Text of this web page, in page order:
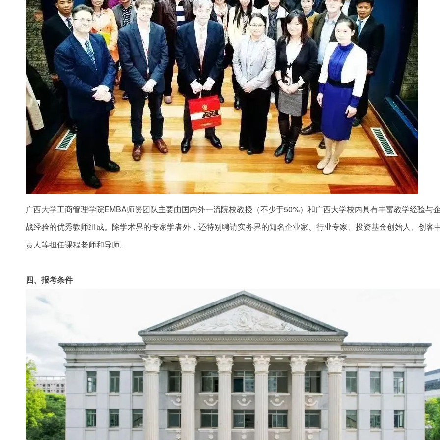
广西大学工商管理学院EMBA师资团队主要由国内外一流院校教授（不少于50%）和广西大学校内具有丰富教学经验与
战经验的优秀教师组成。除学术界的专家学者外，还特别聘请实务界的知名企业家、行业专家、投资基金创始人、创客
责人等担任课程老师和导师。
四、报考条件